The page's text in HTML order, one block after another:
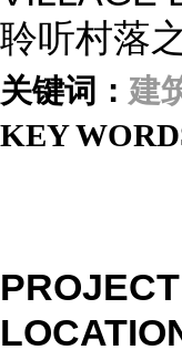
聆听村落
关键词： 建
KEY
PROJECT